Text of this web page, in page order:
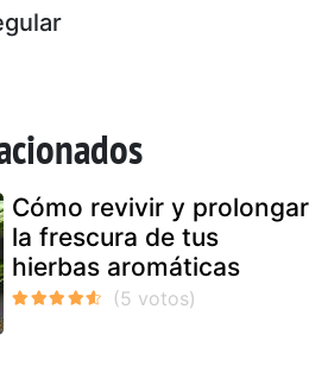
Cómo revivir y prolongar
la frescura de tus
hierbas aromáticas